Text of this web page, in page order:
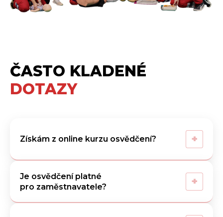
ČASTO KLADENÉ
DOTAZY
Získám z online kurzu osvědčení? +
Je osvědčení platné
pro zaměstnavatele?
+